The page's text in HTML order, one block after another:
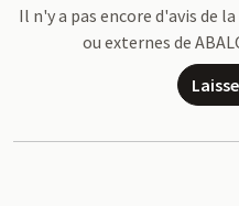
Il n'y a pas encore d'avis de
ou externes de